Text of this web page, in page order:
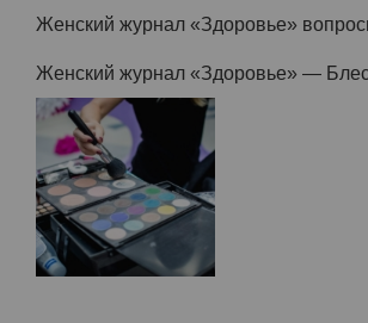
Женский журнал «Здоровье»
Женский журнал «Здоровье» —